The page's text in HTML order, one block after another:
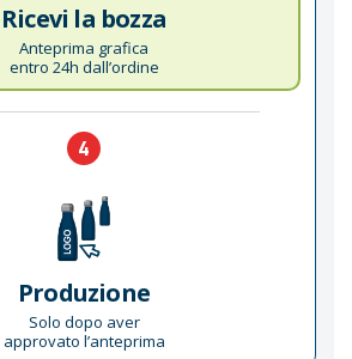
Ricevi la bozza
Anteprima grafica
entro 24h dall’ordine
4
Produzione
Solo dopo aver
approvato l’anteprima